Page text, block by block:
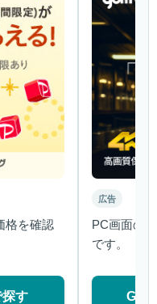
格を確認
す
広告
PC画面の
です。